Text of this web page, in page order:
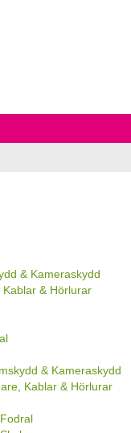
& Kameraskydd
& Hörlurar
& Kameraskydd
Kablar & Hörlurar